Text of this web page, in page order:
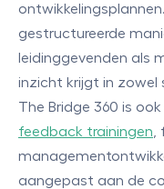
gestructureerde
leidinggevenden als
inzicht krijgt in zowel
The Bridge 360 is
feedback trainingen
aangepast aan de